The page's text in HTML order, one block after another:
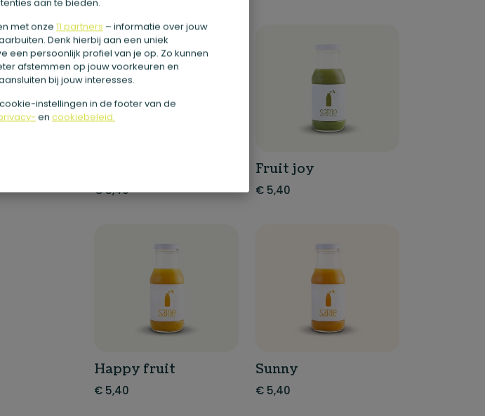
aan te bieden.
met onze 11 partners – informatie over jouw
Denk hierbij aan een uniek
een persoonlijk profiel van je op. Zo kunnen
afstemmen op jouw voorkeuren en
bij jouw interesses.
instellingen in de footer van de
en cookiebeleid.
€5,40
Fruit joy
€5,40
Happy fruit
€ 5,40
Sunny
€5,40